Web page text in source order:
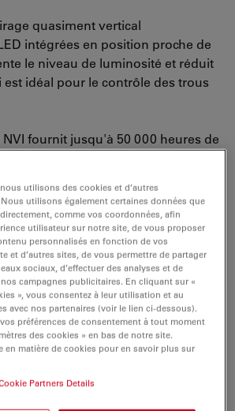
quasiment vertical
intégrées en position proche de
le niveau de luminosité et réduit
est idéal pour le contrôle des trous
NVI fournit jusqu'à 50 000 heures de
sans nécessité de balance
blancs de votre caméra
utilisons des cookies et d’autres
utilisons également certaines données que
comme vos coordonnées, afin
utilisateur sur notre site, de vous proposer
personnalisés en fonction de vos
et d’autres sites, de vous permettre de partager
sociaux, d’effectuer des analyses et de
nos campagnes publicitaires. En cliquant sur «
», vous consentez à leur utilisation et au
avec nos partenaires (voir le lien ci-dessous).
préférences de consentement à tout moment
des cookies » en bas de notre site.
en matière de cookies pour en savoir plus sur
Partners Details